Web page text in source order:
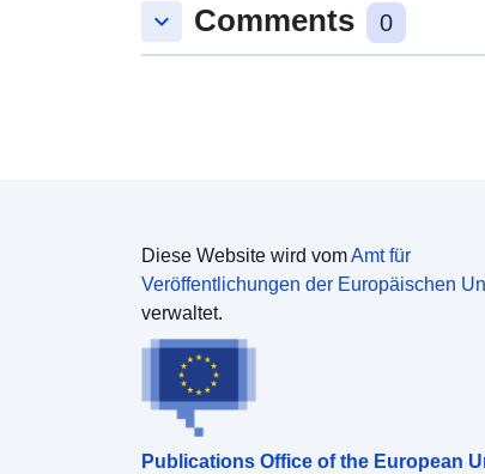
keyboard_arrow_down Comments 0
Diese Website wird vomAmt für
Veröffentlichungen der Europäischen
verwaltet.
Publications Office of the European